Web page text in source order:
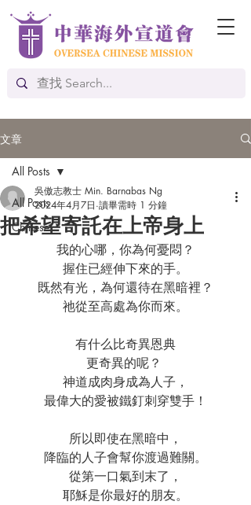
文章
All Posts
Chinese
All Posts
把希望寄託在上帝身上
吳傲志教士 Min. Barnabas Ng
2024年4月7日 讀畢需時 1 分鐘
我的心哪，你為何憂悶？
握住已經伸下來的手。
既然有光，為何還待在黑暗裡？
祂從至高處為你而來。
有什么比奇異恩典
更奇異的呢？
神道成肉身成為人子，
最偉大的愛被鐵釘刺穿雙手！
所以即使在黑暗中，
降臨的人子會幫你渡過難關。
從第一口氣到末了，
耶穌是你最好的朋友。